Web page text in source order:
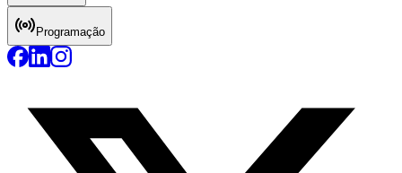
Programação